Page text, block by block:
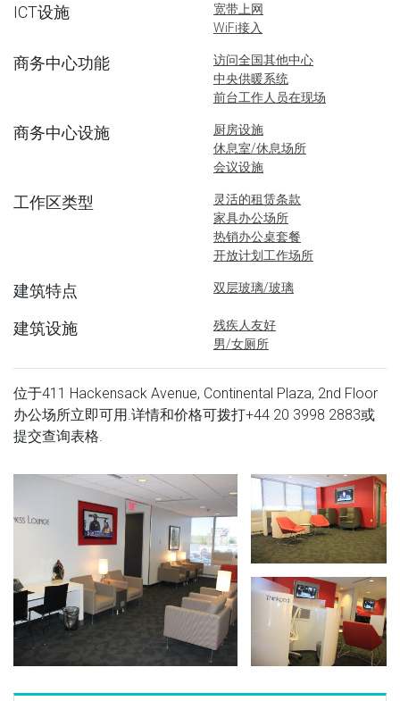
ICT设施
宽带上网
WiFi接入
商务中心功能
访问全国其他中心
中央供暖系统
前台工作人员在现场
商务中心设施
厨房设施
休息室/休息场所
会议设施
工作区类型
灵活的租赁条款
家具办公场所
热销办公桌套餐
开放计划工作场所
建筑特点 双层玻璃/玻璃
建筑设施
残疾人友好
男/女厕所
位于411 Hackensack Avenue, Continental Plaza, 2nd Floor
办公场所立即可用.详情和价格可拨打+44 20 3998 2883或
提交查询表格.